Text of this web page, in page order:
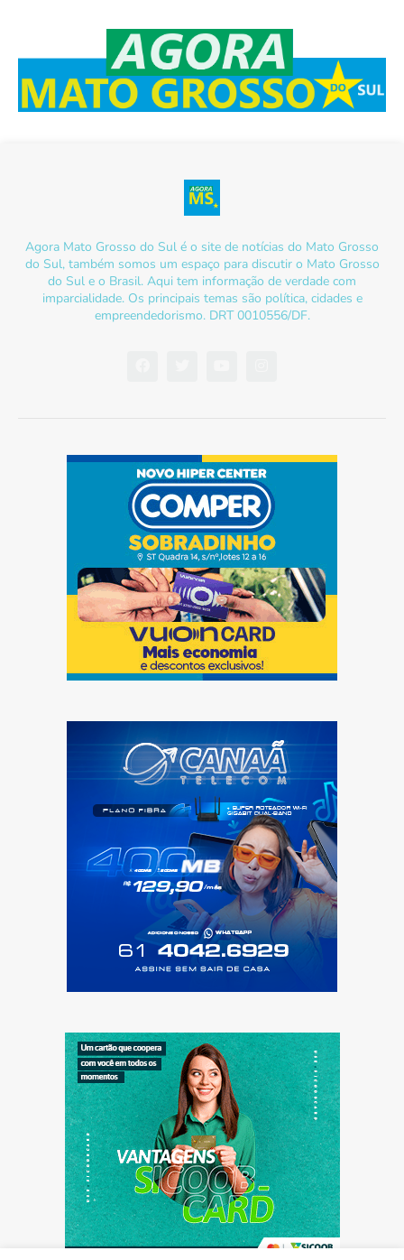
Agora Mato Grosso do Sul é o site de notícias do Mato Grosso
do Sul, também somos um espaço para discutir o Mato Grosso
do Sul e o Brasil. Aqui tem informação de verdade com
imparcialidade. Os principais temas são política, cidades e
empreendedorismo. DRT 0010556/DF.